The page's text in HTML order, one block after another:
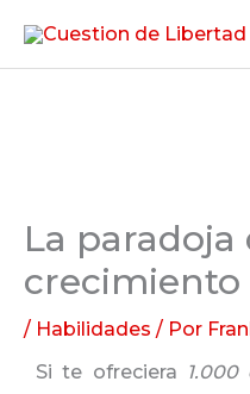
La paradoja
crecimiento
/ Habilidades / Por
Si te ofreciera 1.000